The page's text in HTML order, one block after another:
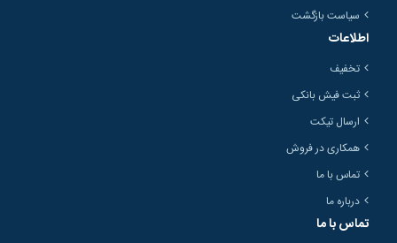
سیاست بازگشت
اطلاعات
تخفیف
ثبت فیش بانکی
ارسال تیکت
همکاری در فروش
تماس با ما
درباره ما
تماس با ما